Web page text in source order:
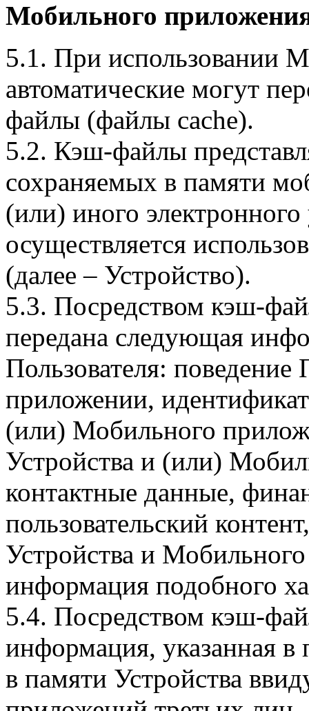
Мобильного
5.1. При использовании
автоматические могут
файлы (файлы cache).
5.2. Кэш-файлы
сохраняемых в памяти
(или) иного электронного
осуществляется
(далее – Устройство).
5.3. Посредством кэш-
передана следующая
Пользователя:
приложении,
(или) Мобильного
Устройства и (или)
контактные данные,
пользовательский
Устройства и
информация подобного
5.4. Посредством кэш-
информация, указанная в
в памяти Устройства